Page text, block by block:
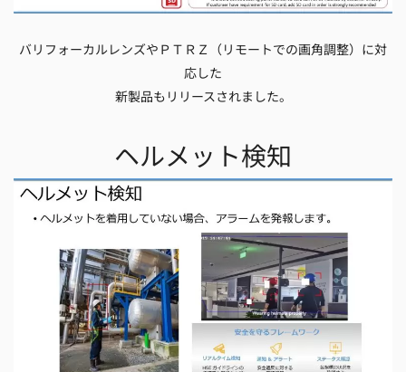
バリフォーカルレンズやＰＴＲＺ（リモートでの画角調整）に対
応した
新製品もリリースされました。
ヘルメット検知